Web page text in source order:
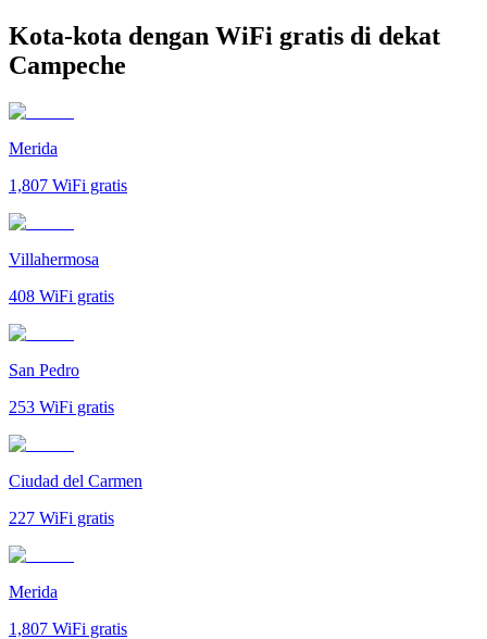
Kota-kota dengan WiFi gratis di dekat
Campeche
Merida
1,807 WiFi gratis
Villahermosa
408 WiFi gratis
San Pedro
253 WiFi gratis
Ciudad del Carmen
227 WiFi gratis
Merida
1,807 WiFi gratis